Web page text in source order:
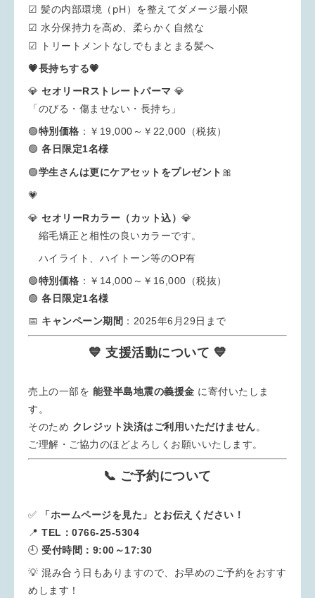
☑ 髪の内部環境（pH）を整えてダメージ最小限
☑ 水分保持力を高め、柔らかく自然な
☑ トリートメントなしでもまとまる髪へ
💗長持ちする💗
💎 セオリーRストレートパーマ 💎
「のびる・傷ませない・長持ち」
🟢特別 価格 ：￥19,000～￥22,000（税抜）
🟢 各日限定1名様
🟢学生さんは更にケアセットをプレゼント 🎀
💗
💎 セオリーRカラー（カット込） 💎
縮毛矯正と相性の良いカラーです。
ハイライト、ハイトーン等のOP有
🟢特別 価格 ：￥14,000～￥16,000（税抜）
🟢 各日限定1名様
📅 キャンペーン期間 ：2025年6月29日まで
💙 支援活動について 💙
売上の一部を 能登半島地震の義援金 に寄付いたしま
す。
そのため クレジット決済はご利用いただけません。
ご理解・ご協力のほどよろしくお願いいたします。
📞 ご予約について
✅
「ホームページを見た」とお伝えください！
📍 TEL：0766-25-5304
🕘 受付時間：9:00～17:30
💡 混み合う日もありますので、お早めのご予約をおすす
めします！